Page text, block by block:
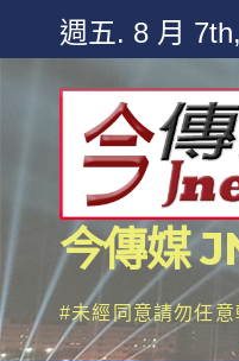
content
週五. 8 月
今傳媒
#未經同意請勿任意